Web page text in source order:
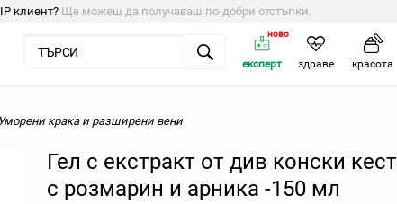
клиент? Ще можеш да получаваш по-добри отстъпки.
експерт
ново
здраве красота
крака и разширени вени
Гел с екстракт от див конски
с розмарин и арника -150 мл